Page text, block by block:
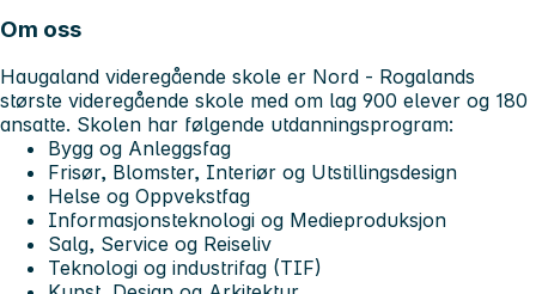
Om oss
Haugaland videregående skole er Nord - Rogalands
største videregående skole med om lag 900 elever og 180
ansatte. Skolen har følgende utdanningsprogram:
Bygg og Anleggsfag
Frisør, Blomster, Interiør og Utstillingsdesign
Helse og Oppvekstfag
Informasjonsteknologi og Medieproduksjon
Salg, Service og Reiseliv
Teknologi og industrifag (TIF)